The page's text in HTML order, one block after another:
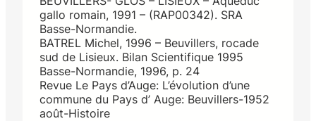
gallo romain, 1991 – (RAP00342). SRA
Basse-Normandie.
BATREL Michel, 1996 – Beuvillers, rocade
sud de Lisieux. Bilan Scientifique 1995
Basse-Normandie, 1996, p. 24
Revue Le Pays d’Auge: L’évolution d’une
commune du Pays d’ Auge: Beuvillers-1952
août-Histoire